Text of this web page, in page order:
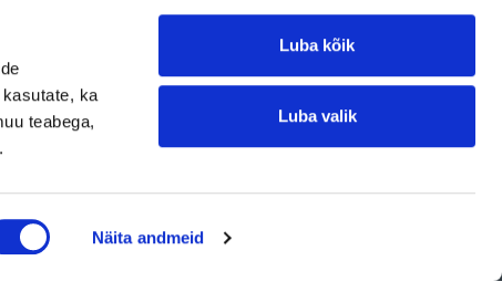
ka
teabega,
Näita andmeid
Luba kõik
Luba valik
Jätke kontaktisoov